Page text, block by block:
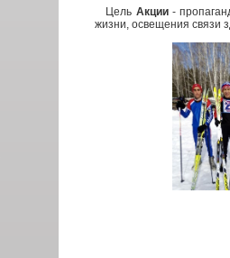
Цель Акции-
жизни, освещения связи